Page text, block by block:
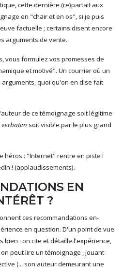
cette dernière (re)partait aux
en "chair et en os", si je puis
factuelle ; certains disent encore
arguments de vente.
vous formulez vos promesses de
et motivé". Un courrier où un
quoi qu'on en dise fait
de ce témoignage soit légitime
verbatim soit visible par le plus grand
héros : "Internet" rentre en piste !
! (applaudissements).
EN
?
ces recommandations en-
en question. D'un point de vue
bien : on cite et détaille l'expérience,
peut lire un témoignage , jouant
(... son auteur demeurant une